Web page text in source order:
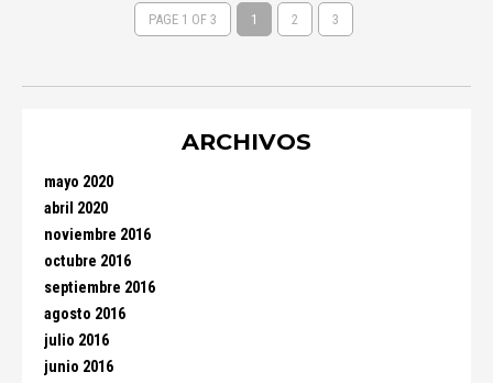
PAGE 1 OF 3 1 2 3
ARCHIVOS
mayo 2020
abril 2020
noviembre 2016
octubre 2016
septiembre 2016
agosto 2016
julio 2016
junio 2016